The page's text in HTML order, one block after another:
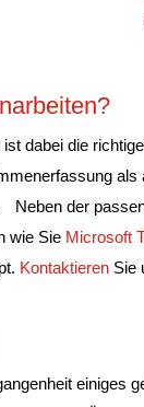
dabei die
als
Neben der
wie Sie Microsoft
Kontaktieren Sie
einiges